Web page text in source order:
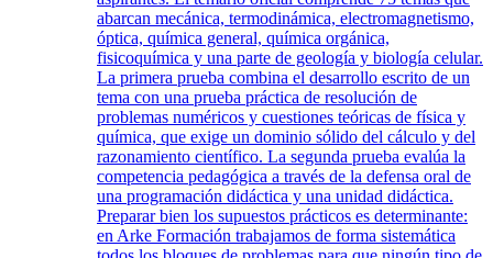
abarcan mecánica, termodinámica, electromagnetismo,
óptica, química general, química orgánica,
fisicoquímica y una parte de geología y biología celular.
La primera prueba combina el desarrollo escrito de un
tema con una prueba práctica de resolución de
problemas numéricos y cuestiones teóricas de física y
química, que exige un dominio sólido del cálculo y del
razonamiento científico. La segunda prueba evalúa la
competencia pedagógica a través de la defensa oral de
una programación didáctica y una unidad didáctica.
Preparar bien los supuestos prácticos es determinante:
en Arke Formación trabajamos de forma sistemática